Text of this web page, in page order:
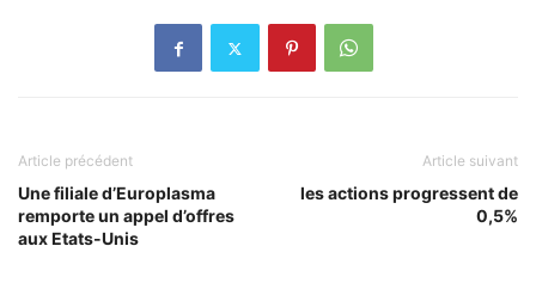
Article précédent
Une filiale d’Europlasma
remporte un appel d’offres
aux Etats-Unis
Article suivant
les actions progressent de
0,5%